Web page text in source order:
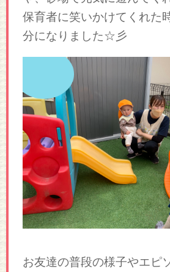
保育者に笑いかけてくれた
分になりました☆彡
お友達の普段の様子やエピ